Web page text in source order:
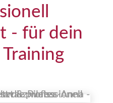
- für dein